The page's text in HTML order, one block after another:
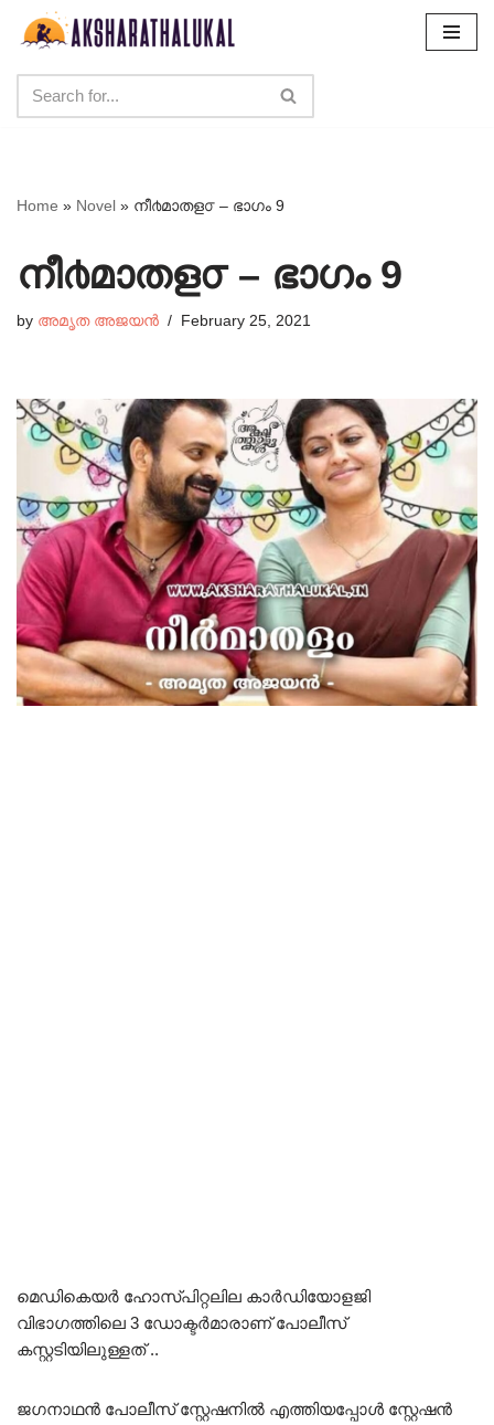
content
Home » Novel » നീ൪മാതള൦ – ഭാഗം 9
നീ൪മാതള൦ – ഭാഗം 9
by അമൃത അജയൻ February 25, 2021
മെഡികെയർ ഹോസ്പിറ്റലില കാർഡിയോളജി
വിഭാഗത്തിലെ 3 ഡോക്ടർമാരാണ് പോലീസ്
കസ്റ്റടിയിലുള്ളത് ..
ജഗനാഥൻ പോലീസ് സ്റ്റേഷനിൽ എത്തിയപ്പോൾ സ്റ്റേഷൻ